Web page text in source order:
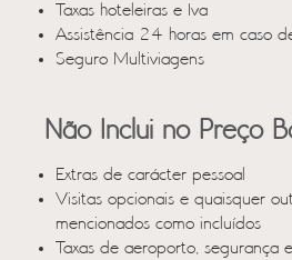
Taxas hoteleiras e Iva
Assistência 24 horas em caso
Seguro Multiviagens
Não Inclui no Preço
Extras de carácter pessoal
Visitas opcionais e quaisquer
mencionados como incluídos
Taxas de aeroporto, segurança